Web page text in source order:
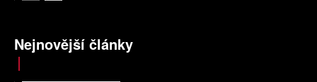
Nejnovější články